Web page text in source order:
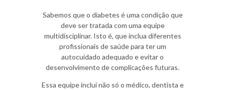
Sabemos que o diabetes é uma condição que
deve ser tratada com uma equipe
multidisciplinar. Isto é, que inclua diferentes
profissionais de saúde para ter um
autocuidado adequado e evitar o
desenvolvimento de complicações futuras.
Essa equipe inclui não só o médico, dentista e